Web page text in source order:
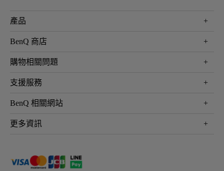
產品
大型液晶
投影機
智慧照明
專業拍物視訊鏡頭
BenQ 商店
最新產品與活動
尋找銷售據點
會員綁定LINE教學
購物相關問題
第一次購物就上手
延長保固購買
贈品兌換網站首頁
支援服務
服務公告
保固條例
手冊與軟體下載
產品常見問題
BenQ 相關網站
專業商用解決方案
BenQ 大娛樂家
更多資訊
永續發展
產品碳足跡報告